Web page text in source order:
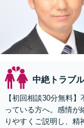
中絶トラブル
【初回相談30分無料
っている方へ。感情が
りやすくご説明し、精